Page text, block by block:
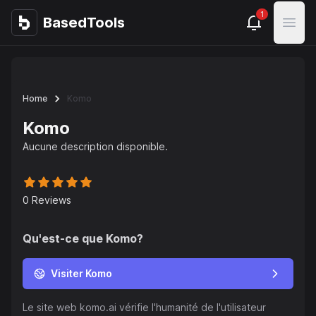
BasedTools
BasedTools 1
Open
Home Komo
Komo
Aucune description disponible.
0 Reviews
Qu'est-ce que Komo?
Visiter Komo
Le site web komo.ai vérifie l'humanité de l'utilisateur